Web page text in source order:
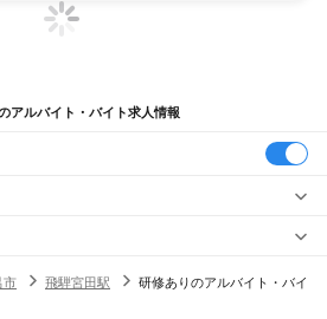
アルバイト・バイト求人情報
市 飛騨宮田駅
研修ありのアルバイト・バイ